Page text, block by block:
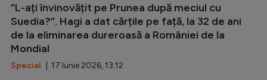
”L-ați învinovățit pe Prunea după meciul cu
Suedia?”. Hagi a dat cărțile pe față, la 32 de ani
de la eliminarea dureroasă a României de la
Mondial
Special | 17 Iunie 2026, 13:12